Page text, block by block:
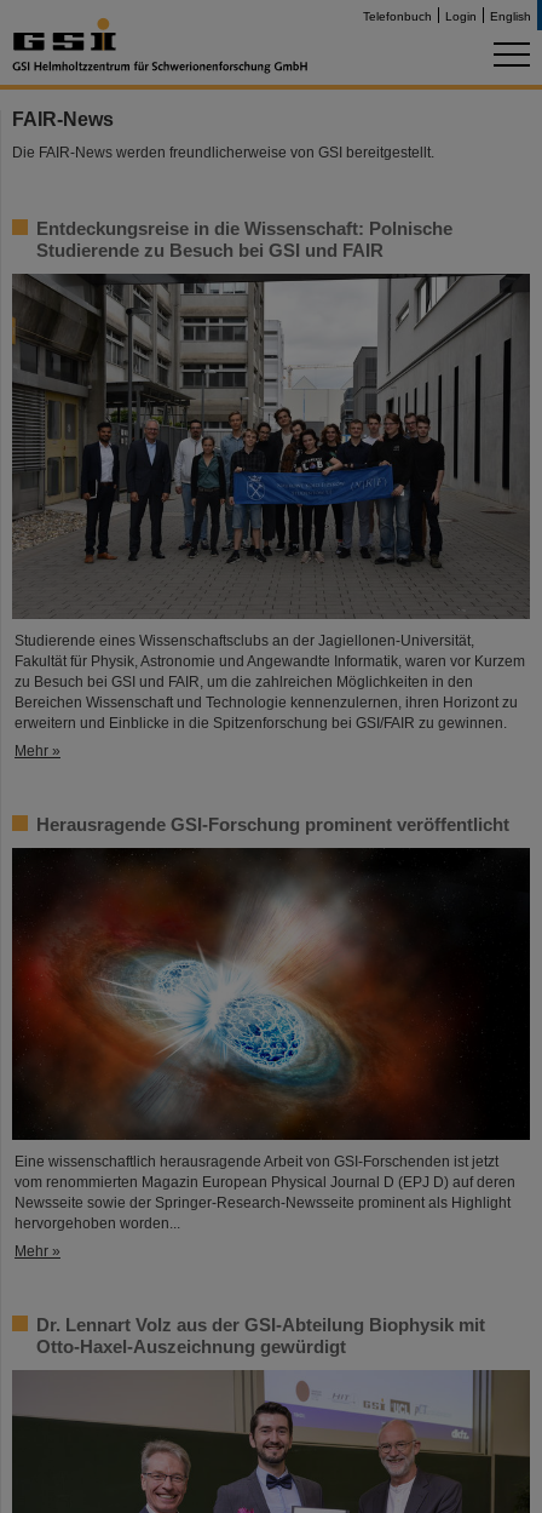
Telefonbuch Login English
FAIR-News
Die FAIR-News werden freundlicherweise von GSI bereitgestellt.
Entdeckungsreise in die Wissenschaft: Polnische
Studierende zu Besuch bei GSI und FAIR
Studierende eines Wissenschaftsclubs an der Jagiellonen-Universität,
Fakultät für Physik, Astronomie und Angewandte Informatik, waren vor Kurzem
zu Besuch bei GSI und FAIR, um die zahlreichen Möglichkeiten in den
Bereichen Wissenschaft und Technologie kennenzulernen, ihren Horizont zu
erweitern und Einblicke in die Spitzenforschung bei GSI/FAIR zu gewinnen.
Mehr »
Herausragende GSI-Forschung prominent veröffentlicht
Eine wissenschaftlich herausragende Arbeit von GSI-Forschenden ist jetzt
vom renommierten Magazin European Physical Journal D (EPJ D) auf deren
Newsseite sowie der Springer-Research-Newsseite prominent als Highlight
hervorgehoben worden...
Mehr »
Dr. Lennart Volz aus der GSI-Abteilung Biophysik mit
Otto-Haxel-Auszeichnung gewürdigt